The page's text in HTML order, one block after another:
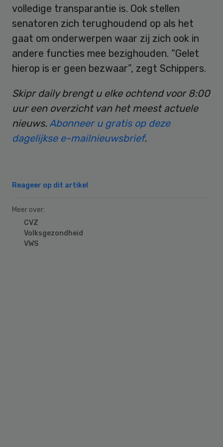
volledige transparantie is. Ook stellen
senatoren zich terughoudend op als het
gaat om onderwerpen waar zij zich ook in
andere functies mee bezighouden. “Gelet
hierop is er geen bezwaar”, zegt Schippers.
Skipr daily brengt u elke ochtend voor 8:00
uur een overzicht van het meest actuele
nieuws. Abonneer u gratis op deze
dagelijkse e-mailnieuwsbrief.
Reageer op dit artikel
Meer over:
CVZ
Volksgezondheid
VWS